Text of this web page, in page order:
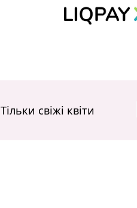
Тільки свіжі квіти